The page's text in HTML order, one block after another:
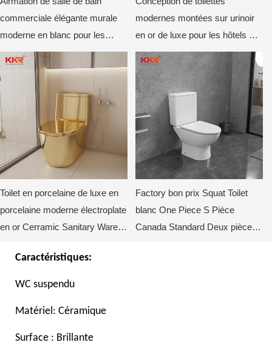
commerciale élégante murale
moderne en blanc pour les
hôtels & aéroports
modernes montées sur urinoir
en or de luxe pour les hôtels &
Espaces commerciaux
Toilet en porcelaine de luxe en
porcelaine moderne électroplate
en or Cerramic Sanitary Ware
Factory bon prix Squat Toilet
blanc One Piece S Pièce
Canada Standard Deux pièces
Caractéristiques:
WC suspendu
Matériel: Céramique
Surface : Brillante